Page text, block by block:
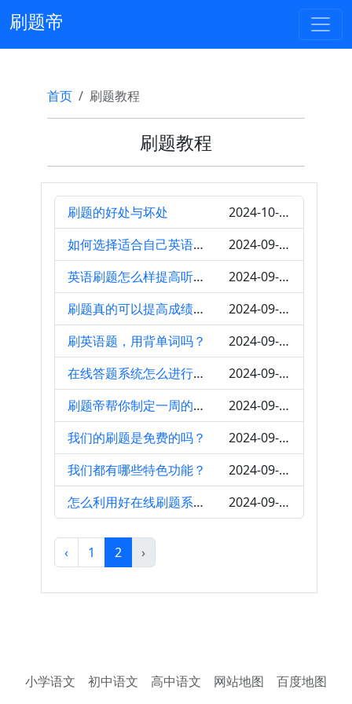
刷题帝
首页 刷题教程
刷题教程
刷题的好处与坏处
2024-10-07
如何选择适合自己英语水平的听力刷题材料？
2024-09-27
英语刷题怎么样提高听力能力
2024-09-26
刷题真的可以提高成绩吗？
2024-09-25
刷英语题，用背单词吗？
2024-09-12
在线答题系统怎么进行刷题
2024-09-12
刷题帝帮你制定一周的刷题计划
2024-09-11
我们的刷题是免费的吗？
2024-09-10
我们都有哪些特色功能？
2024-09-05
怎么利用好在线刷题系统？
2024-09-02
‹ 1 2 ›
小学语文 初中语文 高中语文 网站地图 百度地图